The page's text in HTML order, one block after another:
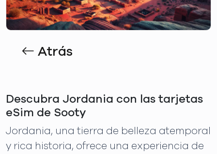
Atrás
Descubra Jordania con las tarjetas
eSim de Sooty
Jordania, una tierra de belleza atemporal
y rica historia, ofrece una experiencia de